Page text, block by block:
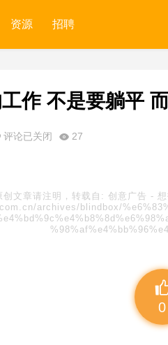
资源 招聘
作 不是要躺平
评论已关闭 27
创文章请注明，转载自: 创意广告 -
archives/blindbox/
0